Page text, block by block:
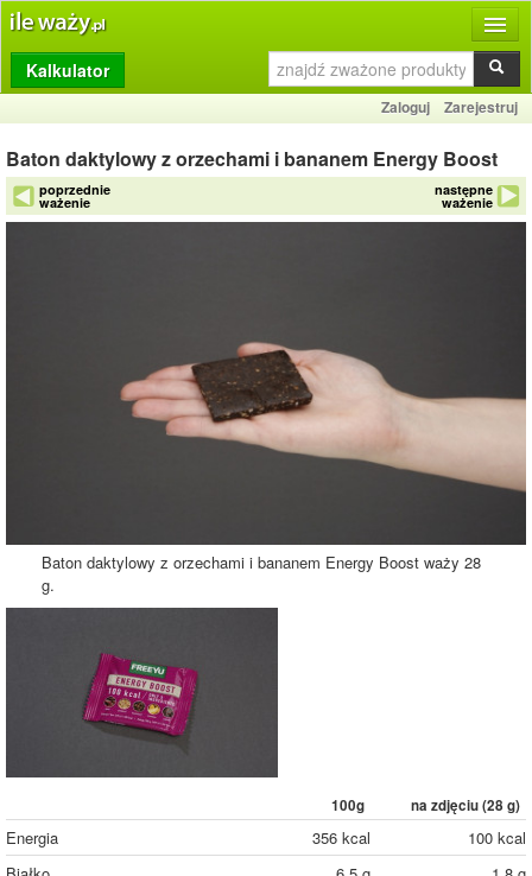
Produkty
Dziennik
Przelicznik
Porównywarka
Kalkulator
Zaloguj Zarejestruj
Baton daktylowy z orzechami i bananem Energy Boost
poprzednie
ważenie
następne
ważenie
Baton daktylowy z orzechami i bananem Energy Boost waży 28
g.
100g na zdjęciu (28 g)
Energia 356 kcal
100 kcal